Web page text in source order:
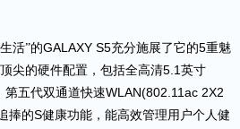
生活”的GALAXY S5充分施展了它的5重魅
尖的硬件配置，包括全高清5.1 英寸
第五代双通道快速WLAN(802.11ac 2X2
捧的S健康功能，能高效管理用户个人健